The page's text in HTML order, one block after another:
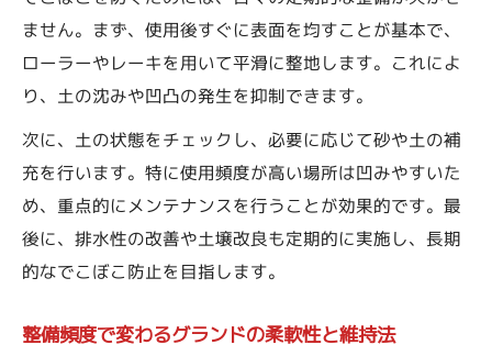
ません。まず、使用後すぐに表面を均すことが基本で、
ローラーやレーキを用いて平滑に整地します。これによ
り、土の沈みや凹凸の発生を抑制できます。
次に、土の状態をチェックし、必要に応じて砂や土の補
充を行います。特に使用頻度が高い場所は凹みやすいた
め、重点的にメンテナンスを行うことが効果的です。最
後に、排水性の改善や土壌改良も定期的に実施し、長期
的なでこぼこ防止を目指します。
整備頻度で変わるグランドの柔軟性と維持法